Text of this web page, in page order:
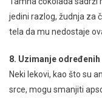
jedini razlog, žudnja za
tela da mu nedostaje
8. Uzimanje
Neki lekovi, kao što su
srce, mogu smanjiti